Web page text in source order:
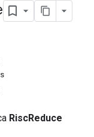
RiscReduce